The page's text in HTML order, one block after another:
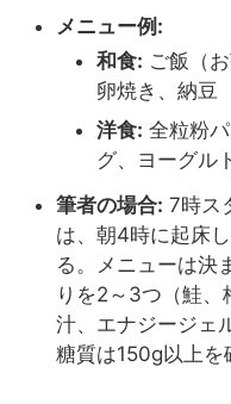
メニュー例:
和食: ご飯（
卵焼き、納豆
洋食: 全粒粉
グ、ヨーグル
筆者の場合: 7時ス
は、朝4時に起床
る。メニューは決
りを2～3つ（鮭、
汁、エナジージェ
糖質は150g以上を